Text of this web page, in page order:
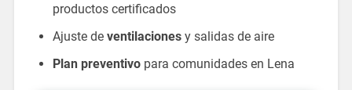
productos certificados
Ajuste de ventilacionesy salidas de aire
Plan preventivopara comunidades en Lena